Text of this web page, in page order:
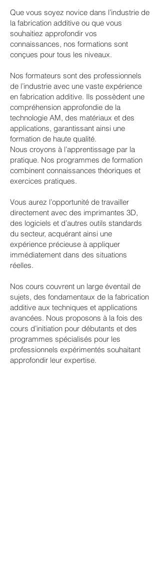
Que vous soyez novice dans l’industrie de
la fabrication additive ou que vous
souhaitiez approfondir vos
connaissances, nos formations sont
conçues pour tous les niveaux.
Nos formateurs sont des professionnels
de l’industrie avec une vaste expérience
en fabrication additive. Ils possèdent une
compréhension approfondie de la
technologie AM, des matériaux et des
applications, garantissant ainsi une
formation de haute qualité.
Nous croyons à l’apprentissage par la
pratique. Nos programmes de formation
combinent connaissances théoriques et
exercices pratiques.
Vous aurez l’opportunité de travailler
directement avec des imprimantes 3D,
des logiciels et d’autres outils standards
du secteur, acquérant ainsi une
expérience précieuse à appliquer
immédiatement dans des situations
réelles.
Nos cours couvrent un large éventail de
sujets, des fondamentaux de la fabrication
additive aux techniques et applications
avancées. Nous proposons à la fois des
cours d’initiation pour débutants et des
programmes spécialisés pour les
professionnels expérimentés souhaitant
approfondir leur expertise.